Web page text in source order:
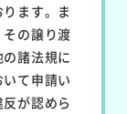
ます。ま
の譲り渡
諸法規に
て申請い
が認めら